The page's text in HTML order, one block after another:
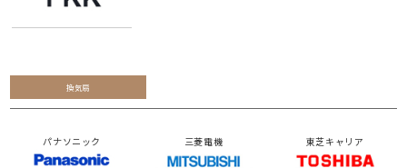
換気扇
パナソニック 三菱電機 東芝キャリア